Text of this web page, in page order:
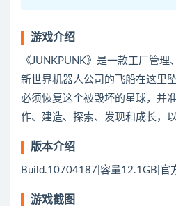
游戏介绍
《JUNKPUNK》是一款工厂管理
新世界机器人公司的飞船在这里
必须恢复这个被毁坏的星球，并
作、建造、探索、发现和成长，
版本介绍
Build.10704187|容量12.1GB|官
游戏截图